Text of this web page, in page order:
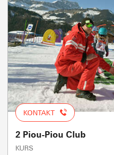
KONTAKT
2 Piou-Piou Club
KURS